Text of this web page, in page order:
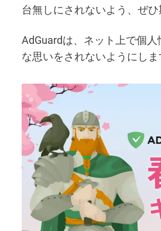
台無しにされないよう、ぜ
AdGuardは、ネット上で個人
な思いをされないようにしま